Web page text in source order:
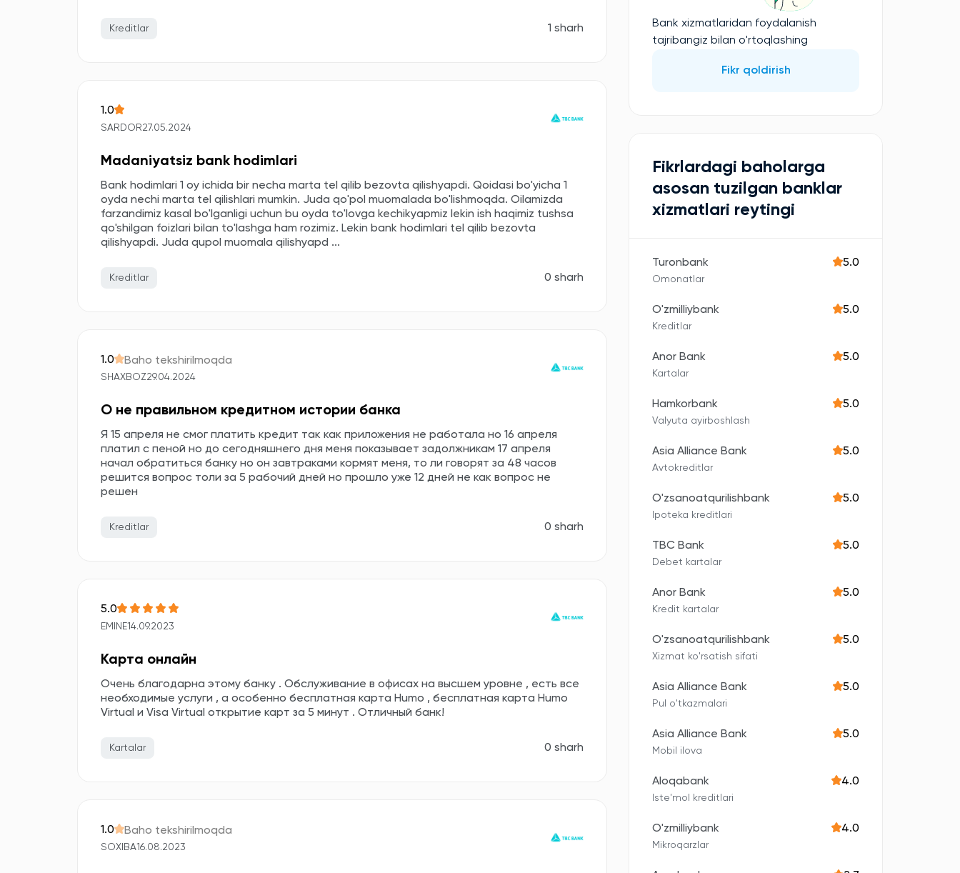
Kreditlar 1 sharh
1.0
SARDOR27.05.2024
Madaniyatsiz bank hodimlari
Bank hodimlari 1 oy ichida bir necha marta tel qilib bezovta qilishyapdi. Qoidasi bo'yicha 1
oyda nechi marta tel qilishlari mumkin. Juda qo'pol muomalada bo'lishmoqda. Oilamizda
farzandimiz kasal bo'lganligi uchun bu oyda to'lovga kechikyapmiz lekin ish haqimiz tushsa
qo'shilgan foizlari bilan to'lashga ham rozimiz. Lekin bank hodimlari tel qilib bezovta
qilishyapdi. Juda qupol muomala qilishyapd ...
Kreditlar 0 sharh
1.0 Baho tekshirilmoqda
SHAXBOZ29.04.2024
О не правильном кредитном истории банка
Я 15 апреля не смог платить кредит так как приложения не работала но 16 апреля
платил с пеной но до сегодняшнего дня меня показывает задолжникам 17 апреля
начал обратиться банку но он завтраками кормят меня, то ли говорят за 48 часов
решится вопрос толи за 5 рабочий дней но прошло уже 12 дней не как вопрос не
решен
Kreditlar 0 sharh
5.0
EMINE14.09.2023
Карта онлайн
Очень благодарна этому банку . Обслуживание в офисах на высшем уровне , есть все
необходимые услуги , а особенно бесплатная карта Humo , бесплатная карта Humo
Virtual и Visa Virtual открытие карт за 5 минут . Отличный банк!
Kartalar 0 sharh
1.0 Baho tekshirilmoqda
SOXIBA16.08.2023
Bank xizmatlaridan foydalanish
tajribangiz bilan o'rtoqlashing
Fikr qoldirish
Fikrlardagi baholarga
asosan tuzilgan banklar
xizmatlari reytingi
Turonbank 5.0
Omonatlar
O'zmilliybank 5.0
Kreditlar
Anor Bank 5.0
Kartalar
Hamkorbank 5.0
Valyuta ayirboshlash
Asia Alliance Bank 5.0
Avtokreditlar
O'zsanoatqurilishbank 5.0
Ipoteka kreditlari
TBC Bank 5.0
Debet kartalar
Anor Bank 5.0
Kredit kartalar
O'zsanoatqurilishbank 5.0
Xizmat ko'rsatish sifati
Asia Alliance Bank 5.0
Pul o'tkazmalari
Asia Alliance Bank 5.0
Mobil ilova
Aloqabank 4.0
Iste'mol kreditlari
O'zmilliybank 4.0
Mikroqarzlar